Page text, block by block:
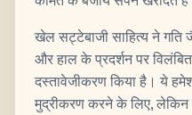
खेल सट्टेबाजी साहित्य ने गति
और हाल के प्रदर्शन पर
दस्तावेजीकरण किया है। ये
मुद्रीकरण करने के लिए, लेकिन